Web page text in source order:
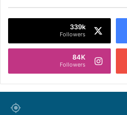
339k
Followers
84K
Followers